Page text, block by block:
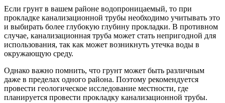
Если грунт в вашем районе водопроницаемый, то при
прокладке канализационной трубы необходимо учитывать это
и выбирать более глубокую глубину прокладки. В противном
случае, канализационная труба может стать непригодной для
использования, так как может возникнуть утечка воды в
окружающую среду.
Однако важно помнить, что грунт может быть различным
даже в пределах одного района. Поэтому рекомендуется
провести геологическое исследование местности, где
планируется провести прокладку канализационной трубы.